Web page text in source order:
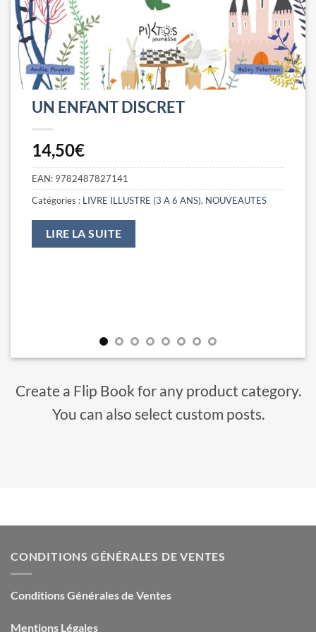
UN ENFANT DISCRET
14,50€
EAN: 9782487827141
Catégories : LIVRE ILLUSTRE (3 A 6 ANS), NOUVEAUTES
LIRE LA SUITE
Create a Flip Book for any product category.
You can also select custom posts.
CONDITIONS GÉNÉRALES DE VENTES
Conditions Générales de Ventes
Mentions Légales